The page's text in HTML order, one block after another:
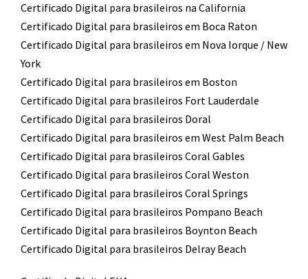
Certificado Digital para brasileiros na California
Certificado Digital para brasileiros em Boca Raton
Certificado Digital para brasileiros em Nova Iorque / New
York
Certificado Digital para brasileiros em Boston
Certificado Digital para brasileiros Fort Lauderdale
Certificado Digital para brasileiros Doral
Certificado Digital para brasileiros em West Palm Beach
Certificado Digital para brasileiros Coral Gables
Certificado Digital para brasileiros Coral Weston
Certificado Digital para brasileiros Coral Springs
Certificado Digital para brasileiros Pompano Beach
Certificado Digital para brasileiros Boynton Beach
Certificado Digital para brasileiros Delray Beach